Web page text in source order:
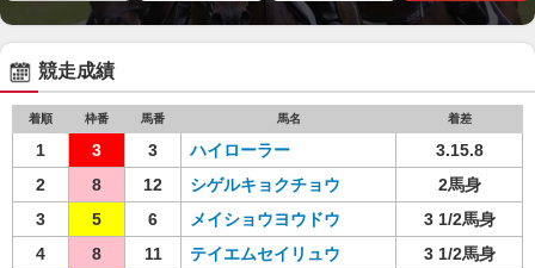
競走成績
着順 枠番 馬番 馬名 着差
1 3 3 ハイローラー
3.15.8
2
8 12 シゲルキョクチョウ
2馬身
3
5 6 メイショウヨウドウ
3 1/2馬身
4
8 11 テイエムセイリュウ
3 1/2馬身